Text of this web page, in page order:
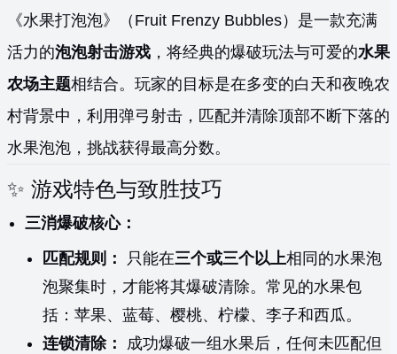
《水果打泡泡》（Fruit Frenzy Bubbles）是一款充满
活力的泡泡射击游戏 ，将经典的爆破玩法与可爱的水果
农场主题相结合。玩家的目标是在多变的白天和夜晚农
村背景中，利用弹弓射击，匹配并清除顶部不断下落的
水果泡泡，挑战获得最高分数。
✨ 游戏特色与致胜技巧
三消爆破核心：
匹配规则：
只能在三个或三个以上相同的水果泡
泡聚集时，才能将其爆破清除。常见的水果包
括：苹果、蓝莓、樱桃、柠檬、李子和西瓜。
连锁清除：
成功爆破一组水果后，任何未匹配但